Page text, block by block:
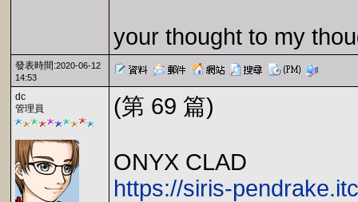
your thought to my
發表時間:2020-06-12
14:53
dc
管理員
(第 69 篇)
ONYX CLAD
https://siris-